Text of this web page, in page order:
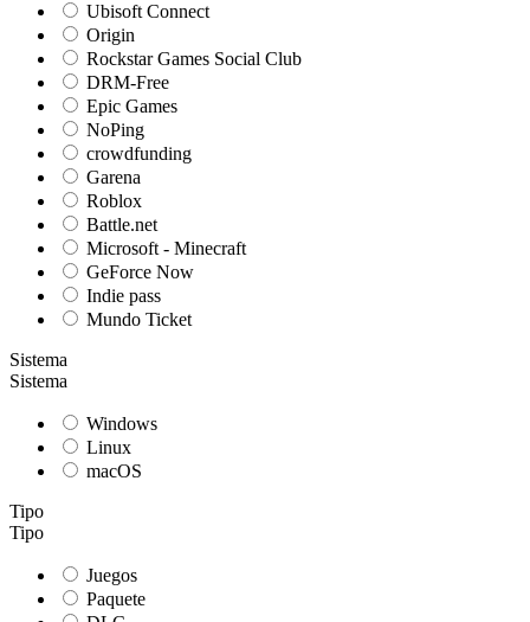
Ubisoft Connect
Origin
Rockstar Games Social Club
DRM-Free
Epic Games
NoPing
crowdfunding
Garena
Roblox
Battle.net
Microsoft - Minecraft
GeForce Now
Indie pass
Mundo Ticket
Sistema
Sistema
Windows
Linux
macOS
Tipo
Tipo
Juegos
Paquete